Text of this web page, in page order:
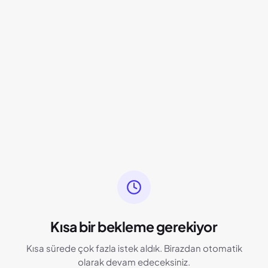
Kısa bir bekleme gerekiyor
Kısa sürede çok fazla istek aldık. Birazdan otomatik
olarak devam edeceksiniz.